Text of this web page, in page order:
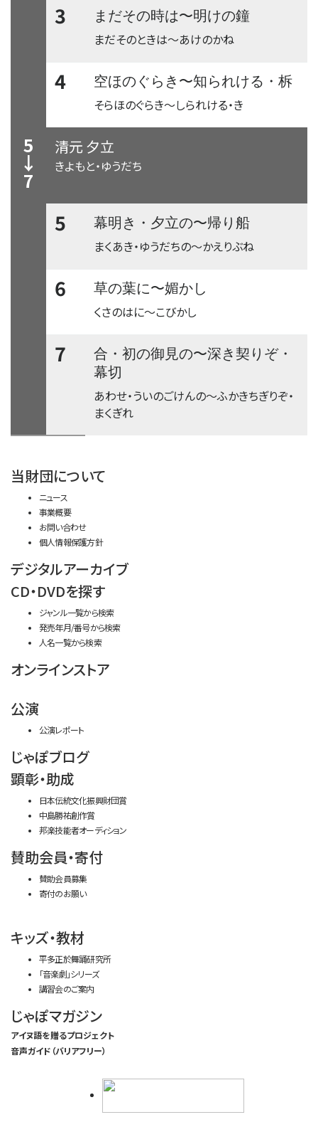
3 まだその時は〜明けの鐘
まだそのときは〜あけのかね
4 空ほのぐらき 〜知られける・柝
そらほのぐらき〜しられける・き
5
↓
7
清元 夕立
きよもと・ゆうだち
5 幕明き・夕立の〜帰り船
まくあき・ゆうだちの〜かえりぶね
6 草の葉に〜媚かし
くさのはに〜こびかし
7 合・初の御見の〜深き契りぞ・
幕切
あわせ・ういのごけんの〜ふかきちぎりぞ・
まくぎれ
当財団について
ニュース
事業概要
お問い合わせ
個人情報保護方針
デジタルアーカイブ
CD・DVDを探す
ジャンル一覧から検索
発売年月/番号から検索
人名一覧から検索
オンラインストア
公演
公演レポート
じゃぽブログ
顕彰・助成
日本伝統文化振興財団賞
中島勝祐創作賞
邦楽技能者オーディション
賛助会員・寄付
賛助会員募集
寄付のお願い
キッズ・教材
平多正於舞踊研究所
「音楽劇」シリーズ
講習会のご案内
じゃぽマガジン
アイヌ語を贈るプロジェクト
音声ガイド（バリアフリー）